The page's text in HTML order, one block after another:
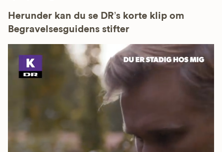
Herunder kan du se DR’s korte klip om
Begravelsesguidens stifter